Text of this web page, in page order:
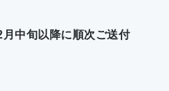
中旬以降に順次ご送付